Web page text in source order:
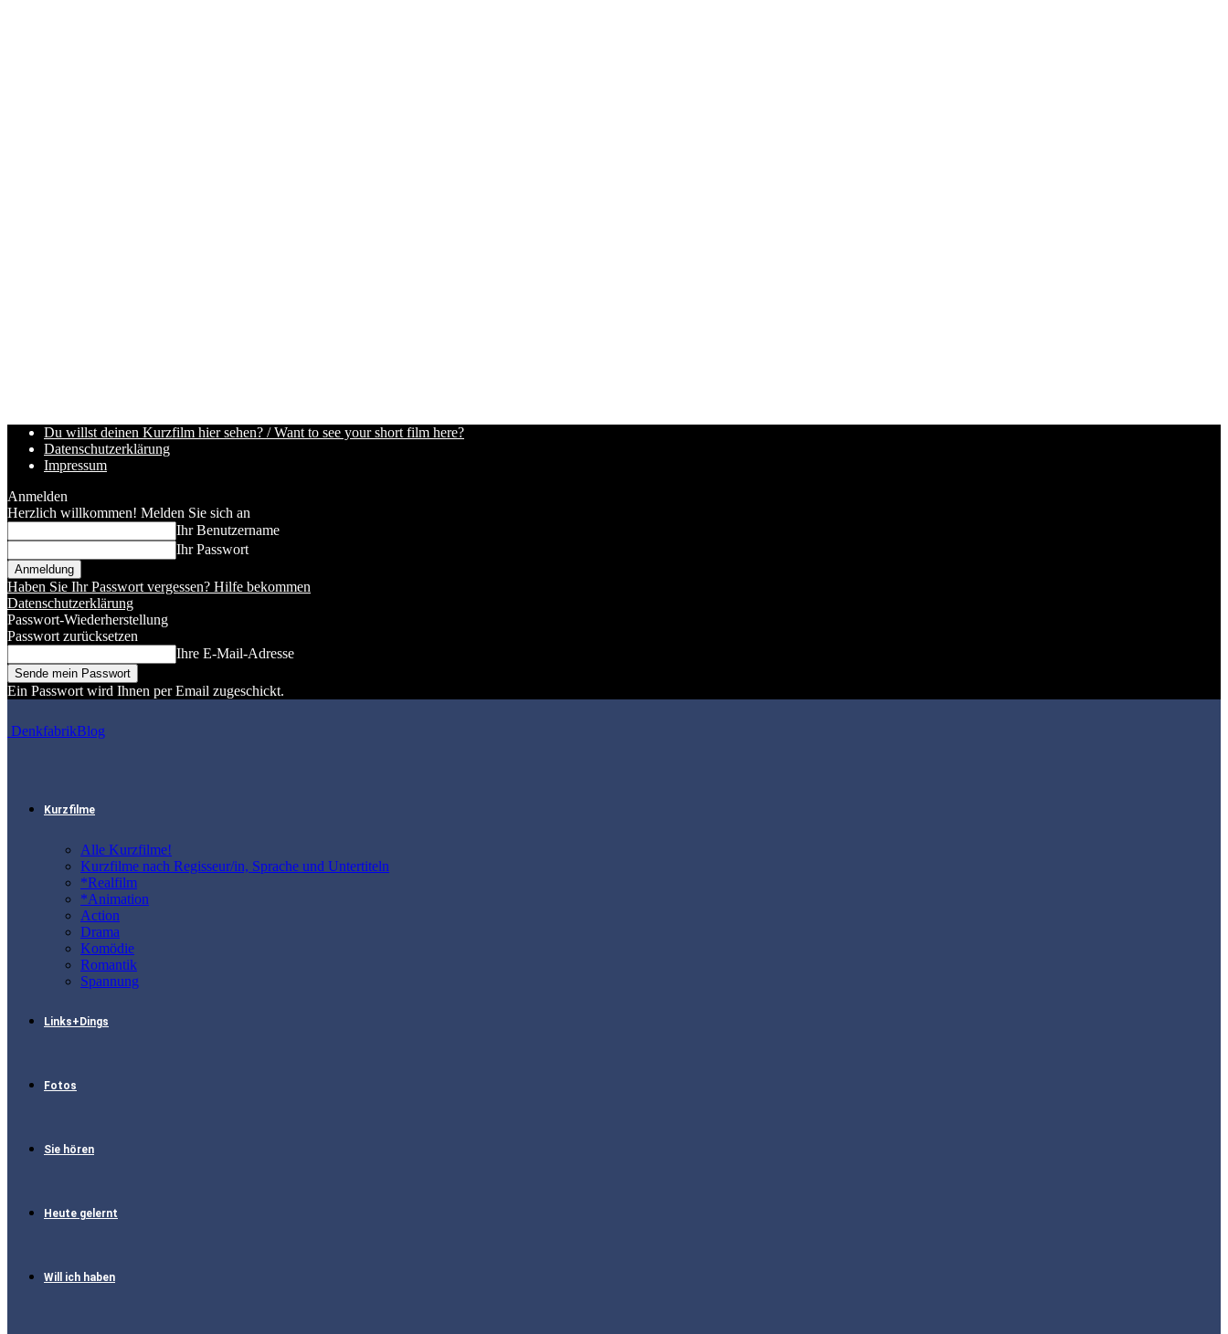
Du willst deinen Kurzfilm hier sehen? / Want to see your short film here?
Datenschutzerklärung
Impressum
Anmelden
Herzlich willkommen! Melden Sie sich an
Ihr Benutzername
Ihr Passwort
Haben Sie Ihr Passwort vergessen? Hilfe bekommen
Datenschutzerklärung
Passwort-Wiederherstellung
Passwort zurücksetzen
Ihre E-Mail-Adresse
Ein Passwort wird Ihnen per Email zugeschickt.
DenkfabrikBlog
Kurzfilme
Alle Kurzfilme!
Kurzfilme nach Regisseur/in, Sprache und Untertiteln
*Realfilm
*Animation
Action
Drama
Komödie
Romantik
Spannung
Links+Dings
Fotos
Sie hören
Heute gelernt
Will ich haben